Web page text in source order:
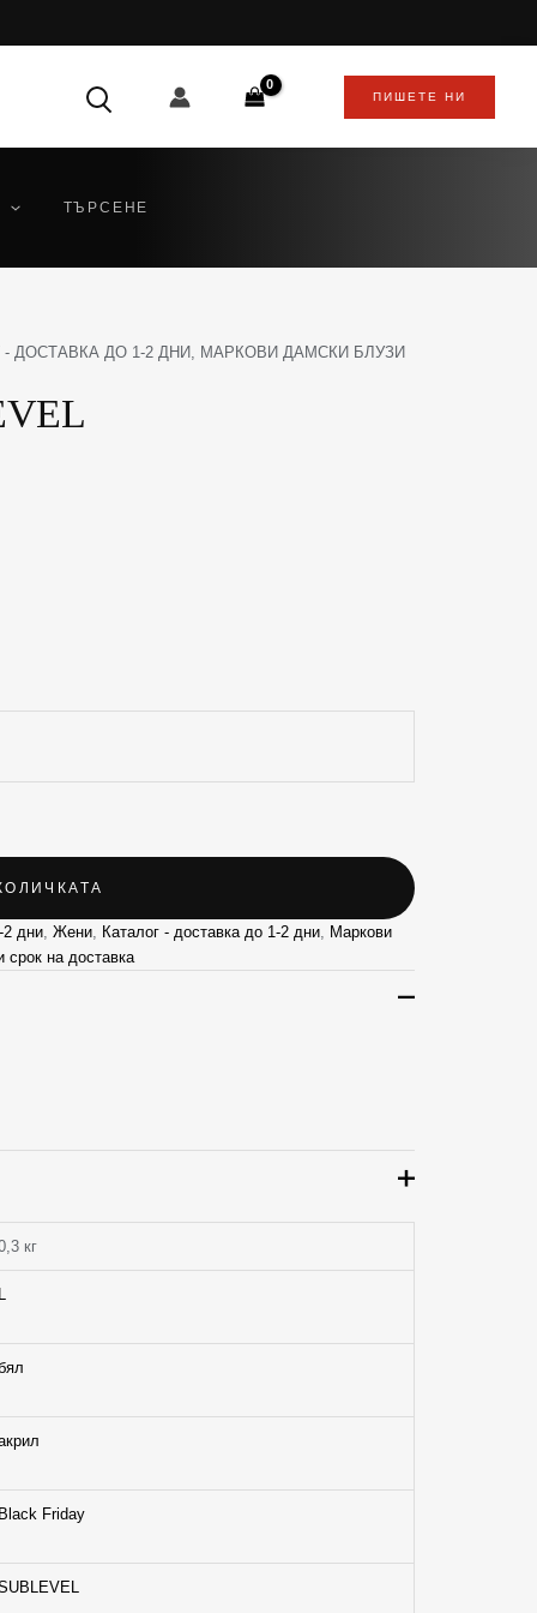
ПИШЕТЕ НИ
ТЪРСЕНЕ
- ДОСТАВКА ДО 1-2 ДНИ, МАРКОВИ ДАМСКИ БЛУЗИ
2 дни, Жени, Каталог - доставка до 1-2 дни, Маркови
срок на доставка
кг
L
Black Friday